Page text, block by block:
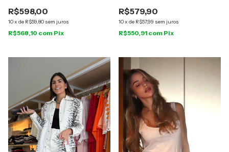
R$598,00
10x de R$59,80 sem juros
R$568,10 com Pix
R$579,90
10x de R$57,99 sem juros
R$550,91 com Pix